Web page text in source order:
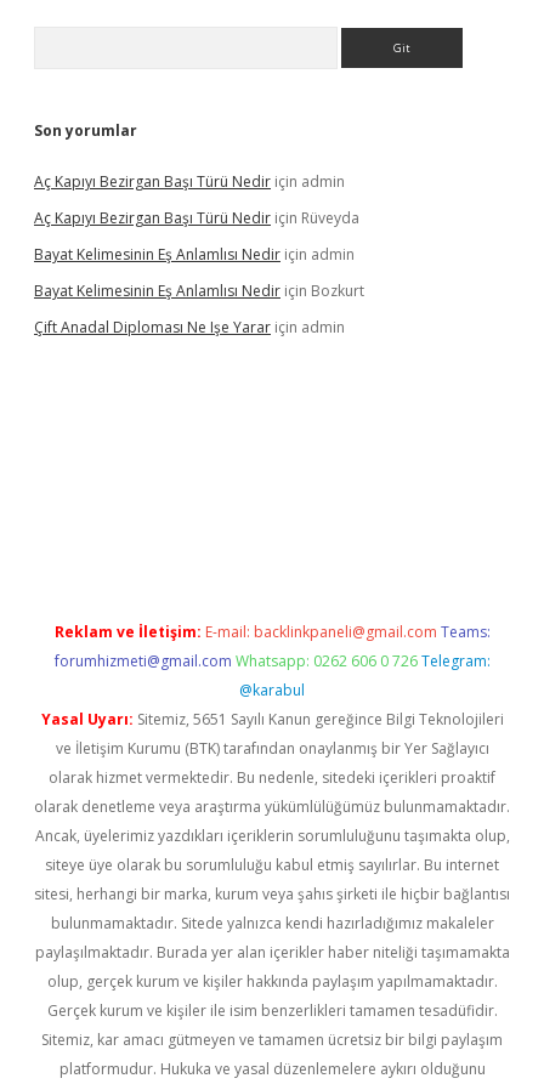
Son yorumlar
Aç Kapıyı Bezirgan Başı Türü Nedir için admin
Aç Kapıyı Bezirgan Başı Türü Nedir için Rüveyda
Bayat Kelimesinin Eş Anlamlısı Nedir için admin
Bayat Kelimesinin Eş Anlamlısı Nedir için Bozkurt
Çift Anadal Diploması Ne Işe Yarar için admin
Reklam ve İletişim: E-mail: backlinkpaneli@gmail.com Teams:
forumhizmeti@gmail.com Whatsapp: 0262 606 0 726 Telegram:
@karabul
Yasal Uyarı: Sitemiz, 5651 Sayılı Kanun gereğince Bilgi Teknolojileri
ve İletişim Kurumu (BTK) tarafından onaylanmış bir Yer Sağlayıcı
olarak hizmet vermektedir. Bu nedenle, sitedeki içerikleri proaktif
olarak denetleme veya araştırma yükümlülüğümüz bulunmamaktadır.
Ancak, üyelerimiz yazdıkları içeriklerin sorumluluğunu taşımakta olup,
siteye üye olarak bu sorumluluğu kabul etmiş sayılırlar. Bu internet
sitesi, herhangi bir marka, kurum veya şahıs şirketi ile hiçbir bağlantısı
bulunmamaktadır. Sitede yalnızca kendi hazırladığımız makaleler
paylaşılmaktadır. Burada yer alan içerikler haber niteliği taşımamakta
olup, gerçek kurum ve kişiler hakkında paylaşım yapılmamaktadır.
Gerçek kurum ve kişiler ile isim benzerlikleri tamamen tesadüfidir.
Sitemiz, kar amacı gütmeyen ve tamamen ücretsiz bir bilgi paylaşım
platformudur. Hukuka ve yasal düzenlemelere aykırı olduğunu